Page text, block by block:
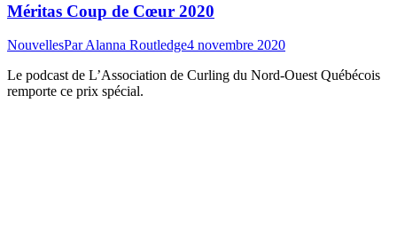
Méritas Coup de Cœur 2020
NouvellesParAlanna Routledge4 novembre 2020
Le podcast de L’Association de Curling du Nord-Ouest Québécois
remporte ce prix spécial.